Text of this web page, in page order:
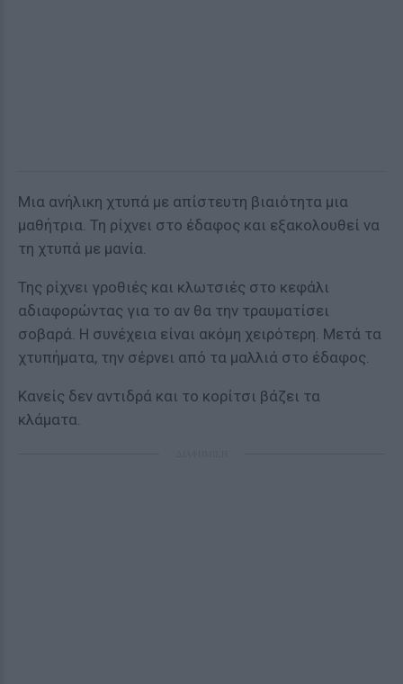
Μια ανήλικη χτυπά με απίστευτη βιαιότητα μια
μαθήτρια. Τη ρίχνει στο έδαφος και εξακολουθεί να
τη χτυπά με μανία.
Της ρίχνει γροθιές και κλωτσιές στο κεφάλι
αδιαφορώντας για το αν θα την τραυματίσει
σοβαρά. Η συνέχεια είναι ακόμη χειρότερη. Μετά τα
χτυπήματα, την σέρνει από τα μαλλιά στο έδαφος.
Κανείς δεν αντιδρά και το κορίτσι βάζει τα
κλάματα.